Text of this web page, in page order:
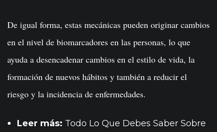
De igual forma, estas mecánicas pueden originar cambios
en el nivel de biomarcadores en las personas, lo que
ayuda a desencadenar cambios en el estilo de vida, la
formación de nuevos hábitos y también a reducir el
riesgo y la incidencia de enfermedades.
Leer más: Todo Lo Que Debes Saber Sobre